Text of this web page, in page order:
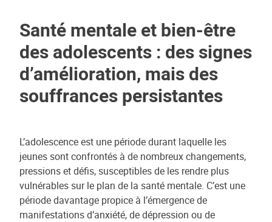
Santé mentale et bien-être
des adolescents : des signes
d’amélioration, mais des
souffrances persistantes
L’adolescence est une période durant laquelle les
jeunes sont confrontés à de nombreux changements,
pressions et défis, susceptibles de les rendre plus
vulnérables sur le plan de la santé mentale. C’est une
période davantage propice à l’émergence de
manifestations d’anxiété, de dépression ou de